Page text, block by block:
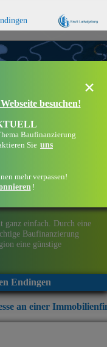
ganz einfach. Durch eine
Baufinanzierung
eine günstige
Endingen
×
besuchen!
Baufinanzierung
Sie uns
mehr verpassen!
!